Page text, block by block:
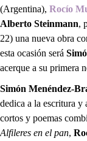
(Argentina), Rocío
Alberto Steinmann,
22) una nueva obra
esta ocasión será
acerque a su primera
Simón Menéndez-
dedica a la escritura y
cortos y poemas
Alfileres en el pan,